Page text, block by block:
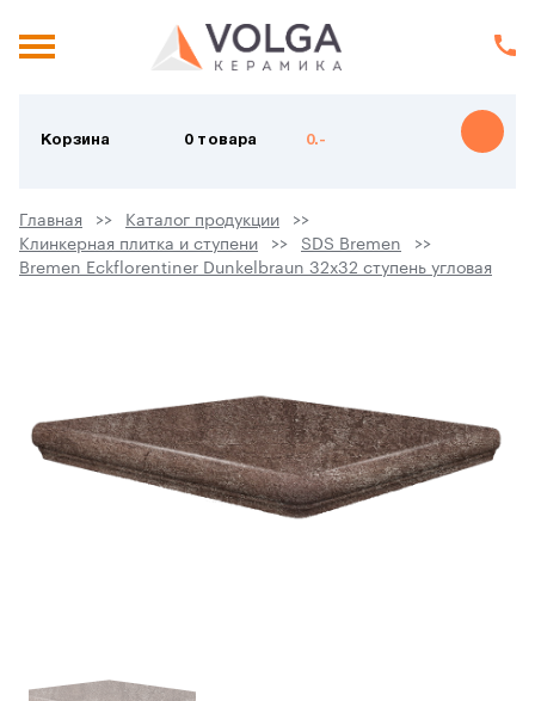
Корзина 0 товара 0.-
Главная
Каталог продукции
Клинкерная плитка и ступени
SDS Bremen
Bremen Eckflorentiner Dunkelbraun 32х32 ступень угловая